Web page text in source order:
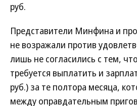
руб.
Представители Минфина и
не возражали против
лишь не согласились с тем,
требуется выплатить и
руб.) за те полтора месяца,
между оправдательным